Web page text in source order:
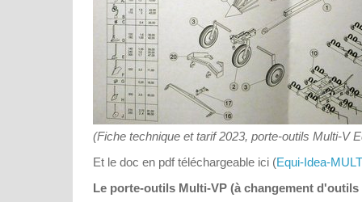
(Fiche technique et tarif 2023, porte-outils Multi-V
Et le doc en pdf téléchargeable ici (Equi-Idea-
Le porte-outils Multi-VP (à changement d'outils